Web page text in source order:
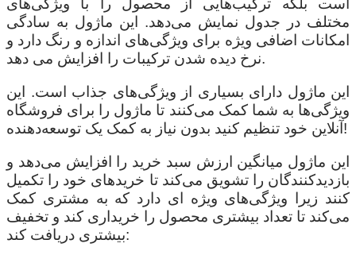
است بلکه ترکیب‌هایی از محصول را با ویژگی‌های
مختلف در جدول نمایش می‌دهد. این ماژول به سادگی
امکانات اضافی ویژه برای ویژگی‌های اندازه و رنگ دارد و
نرخ دیده شدن ترکیبات را افزایش می دهد.
این ماژول دارای بسیاری از ویژگی‌های جذاب است. این
ویژگی‌ها به شما کمک می‌کنند تا ماژول را برای فروشگاه
آنلاین خود تنظیم کنید بدون نیاز به کمک یک توسعه‌دهنده!
این ماژول میانگین ارزش سبد خرید را افزایش می‌دهد و
بازدیدکنندگان را تشویق می‌کند تا خریدهای خود را تکمیل
کنند زیرا ویژگی‌های ویژه ای دارد که به مشتری کمک
می‌کند تا تعداد بیشتری محصول را خریداری کند و تخفیف
بیشتری دریافت کند: